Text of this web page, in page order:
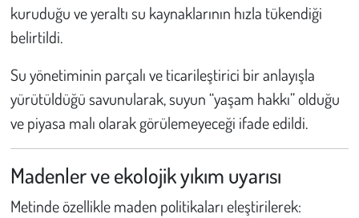
kuruduğu ve yeraltı su kaynaklarının hızla tükendiği
belirtildi.
Su yönetiminin parçalı ve ticarileştirici bir anlayışla
yürütüldüğü savunularak, suyun “yaşam hakkı” olduğu
ve piyasa malı olarak görülemeyeceği ifade edildi.
Madenler ve ekolojik yıkım uyarısı
Metinde özellikle maden politikaları eleştirilerek: